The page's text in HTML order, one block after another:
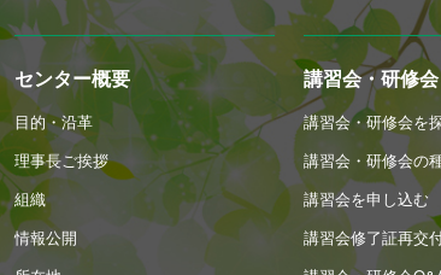
センター概要
目的・沿革
理事長ご挨拶
組織
情報公開
講習会・研修会
講習会・研修会を
講習会・研修会の
講習会を申し込む
講習会修了証再交